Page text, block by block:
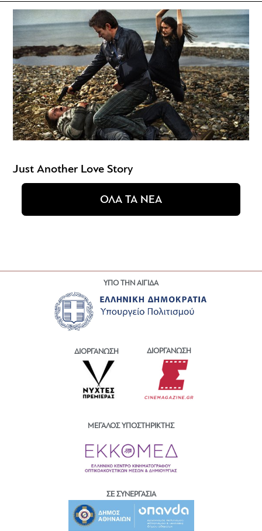
Just Another Love Story
ΟΛΑ ΤΑ ΝΕΑ
ΥΠΟ ΤΗΝ ΑΙΓΙΔΑ
ΔΙΟΡΓΑΝΩΣΗ ΔΙΟΡΓΑΝΩΣΗ
ΜΕΓΑΛΟΣ ΥΠΟΣΤΗΡΙΚΤΗΣ
ΣΕ ΣΥΝΕΡΓΑΣΙΑ